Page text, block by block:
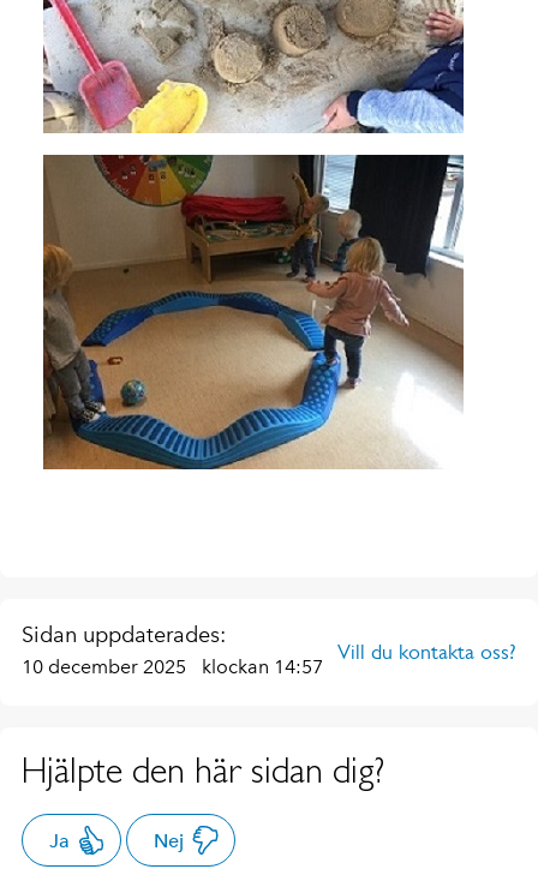
Sidan uppdaterades:
10 december 2025 klockan 14:57
Vill du kontakta oss?
Hjälpte den här sidan dig?
Ja Nej